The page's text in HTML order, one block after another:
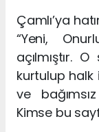
Çamlı’ya
“Yeni,
açılmıştır.
kurtulup halk
ve
Kimse bu